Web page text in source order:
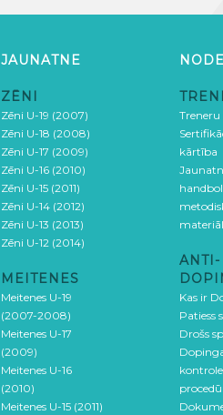
JAUNATNE
ZĒNI
Zēni U-19 (2007)
Zēni U-18 (2008)
Zēni U-17 (2009)
Zēni U-16 (2010)
Zēni U-15 (2011)
Zēni U-14 (2012)
Zēni U-13 (2013)
Zēni U-12 (2014)
MEITENES
Meitenes U-19
(2007-2008)
Meitenes U-17
(2009)
Meitenes U-16
(2010)
Meitenes U-15 (2011)
Treneru
kārtība
ANTI-
Kas ir
Patiess
Drošs